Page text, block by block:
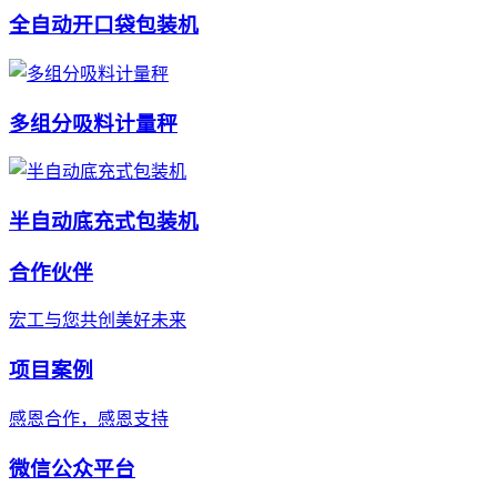
全自动开口袋包装机
多组分吸料计量秤
半自动底充式包装机
合作伙伴
宏工与您共创美好未来
项目案例
感恩合作，感恩支持
微信公众平台